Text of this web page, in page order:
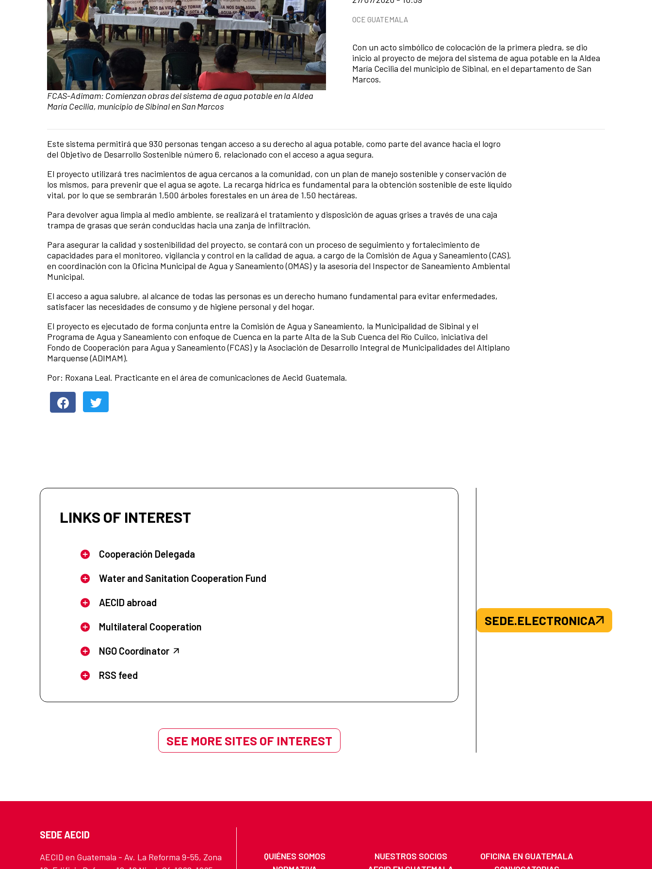
Caption:
FCAS-Adimam: Comienzan obras del sistema de agua potable en la Aldea
María Cecilia, municipio de Sibinal en San Marcos
News categories
OCE GUATEMALA
Con un acto simbólico de colocación de la primera piedra, se dio
inicio al proyecto de mejora del sistema de agua potable en la Aldea
María Cecilia del municipio de Sibinal, en el departamento de San
Marcos.
News content
Este sistema permitirá que 930 personas tengan acceso a su derecho al agua potable, como parte del avance hacia el logro
del Objetivo de Desarrollo Sostenible número 6, relacionado con el acceso a agua segura.
El proyecto utilizará tres nacimientos de agua cercanos a la comunidad, con un plan de manejo sostenible y conservación de
los mismos, para prevenir que el agua se agote. La recarga hídrica es fundamental para la obtención sostenible de este líquido
vital, por lo que se sembrarán 1,500 árboles forestales en un área de 1.50 hectáreas.
Para devolver agua limpia al medio ambiente, se realizará el tratamiento y disposición de aguas grises a través de una caja
trampa de grasas que serán conducidas hacia una zanja de infiltración.
Para asegurar la calidad y sostenibilidad del proyecto, se contará con un proceso de seguimiento y fortalecimiento de
capacidades para el monitoreo, vigilancia y control en la calidad de agua, a cargo de la Comisión de Agua y Saneamiento (CAS),
en coordinación con la Oficina Municipal de Agua y Saneamiento (OMAS) y la asesoría del Inspector de Saneamiento Ambiental
Municipal.
El acceso a agua salubre, al alcance de todas las personas es un derecho humano fundamental para evitar enfermedades,
satisfacer las necesidades de consumo y de higiene personal y del hogar.
El proyecto es ejecutado de forma conjunta entre la Comisión de Agua y Saneamiento, la Municipalidad de Sibinal y el
Programa de Agua y Saneamiento con enfoque de Cuenca en la parte Alta de la Sub Cuenca del Río Cuilco, iniciativa del
Fondo de Cooperación para Agua y Saneamiento (FCAS) y la Asociación de Desarrollo Integral de Municipalidades del Altiplano
Marquense (ADIMAM).
Por: Roxana Leal. Practicante en el área de comunicaciones de Aecid Guatemala.
LINKS OF INTEREST
Cooperación Delegada
Water and Sanitation Cooperation Fund
AECID abroad
Multilateral Cooperation
NGO Coordinator
RSS feed
SEE MORE SITES OF INTEREST
SEDE.ELECTRONICA
SEDE AECID
AECID en Guatemala - Av. La Reforma 9-55, Zona
QUIÉNES SOMOS NUESTROS SOCIOS
OFICINA EN GUATEMALA